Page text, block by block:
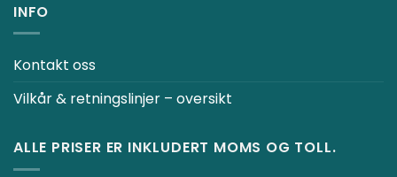
INFO
Kontakt oss
Vilkår & retningslinjer – oversikt
ALLE PRISER ER INKLUDERT MOMS OG TOLL.